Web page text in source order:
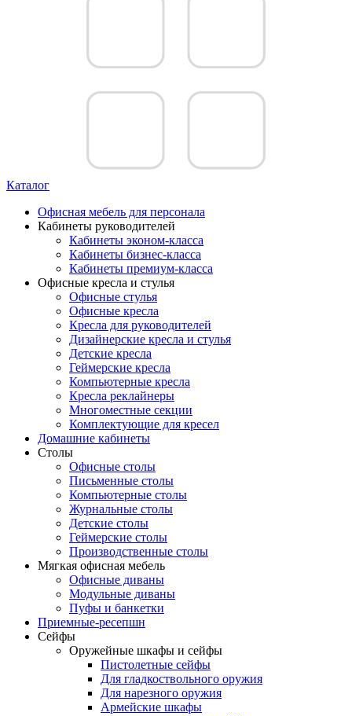
Каталог
Офисная мебель для персонала
Кабинеты руководителей
Кабинеты эконом-класса
Кабинеты бизнес-класса
Кабинеты премиум-класса
Офисные кресла и стулья
Офисные стулья
Офисные кресла
Кресла для руководителей
Дизайнерские кресла и стулья
Детские кресла
Геймерские кресла
Компьютерные кресла
Кресла реклайнеры
Многоместные секции
Комплектующие для кресел
Домашние кабинеты
Столы
Офисные столы
Письменные столы
Компьютерные столы
Журнальные столы
Детские столы
Геймерские столы
Производственные столы
Мягкая офисная мебель
Офисные диваны
Модульные диваны
Пуфы и банкетки
Приемные-ресепшн
Сейфы
Оружейные шкафы и сейфы
Пистолетные сейфы
Для гладкоствольного оружия
Для нарезного оружия
Армейские шкафы